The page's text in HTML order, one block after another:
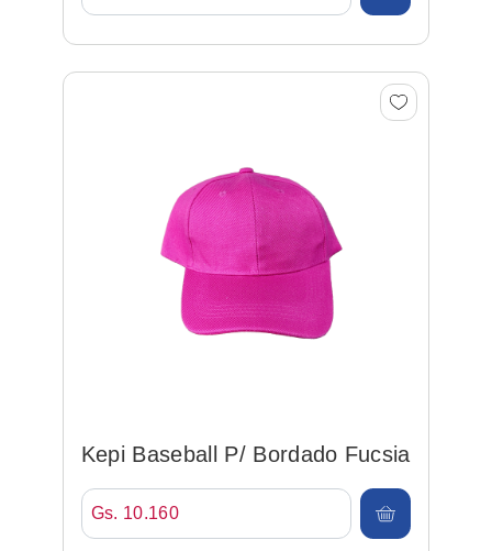
Kepi Baseball P/ Bordado Fucsia
Gs. 10.160